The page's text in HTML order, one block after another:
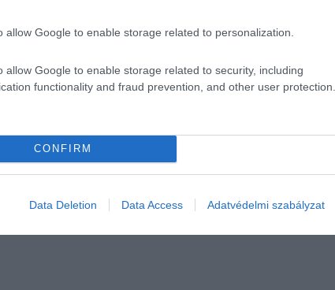
allow Google to enable storage related to personalization.
allow Google to enable storage related to security, including
functionality and fraud prevention, and other user protection.
CONFIRM
Data Deletion Data Access Adatvédelmi szabályzat
az űrbáró vállalatát.